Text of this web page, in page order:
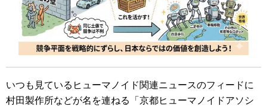
いつも見ているヒューマノイド関連ニュースのフィードに
村田製作所などが名を連ねる「京都ヒューマノイドアソシ